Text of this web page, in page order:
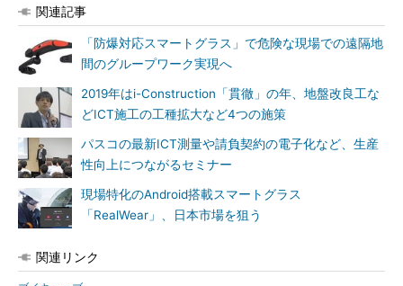
関連記事
「防爆対応スマートグラス」で危険な現場での遠隔地
間のグループワーク実現へ
2019年はi-Construction「貫徹」の年、地盤改良工な
どICT施工の工種拡大など4つの施策
パスコの最新ICT測量や請負契約の電子化など、生産
性向上につながるセミナー
現場特化のAndroid搭載スマートグラス
「RealWear」、日本市場を狙う
関連リンク